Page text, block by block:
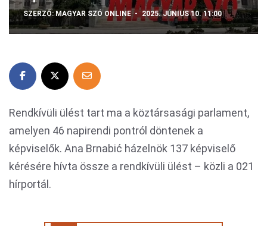
SZERZŐ:MAGYAR SZÓ ONLINE 2025. JÚNIUS 10. 11:00
Rendkívüli ülést tart ma a köztársasági parlament,
amelyen 46 napirendi pontról döntenek a
képviselők. Ana Brnabić házelnök 137 képviselő
kérésére hívta össze a rendkívüli ülést – közli a 021
hírportál.